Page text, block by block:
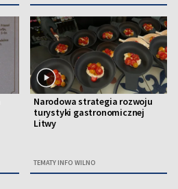
Narodowa strategia rozwoju
turystyki gastronomicznej
Litwy
TEMATY INFO WILNO